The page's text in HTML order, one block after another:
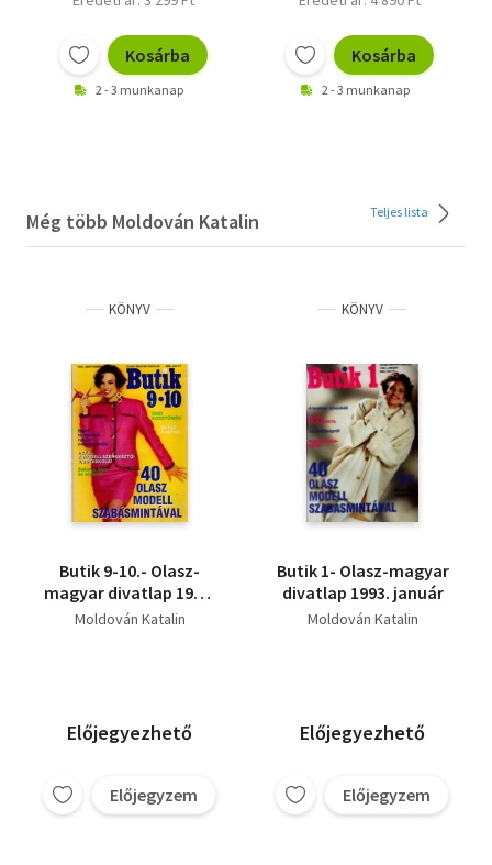
Kosárba
2 - 3 munkanap
Kosárba
2 - 3 munkanap
Még több Moldován Katalin Teljes lista
KÖNYV
Butik 9-10.- Olasz-
magyar divatlap 1993.
szeptember-október
Moldován Katalin
Előjegyezhető
Előjegyzem
KÖNYV
Butik 1- Olasz-magyar
divatlap 1993. január
Moldován Katalin
Előjegyezhető
Előjegyzem